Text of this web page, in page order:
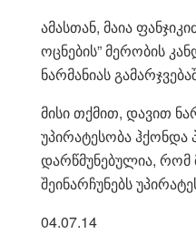
ამასთან, მაია
ოცნების” მერობის
ნარმანიას
მისი თქმით, დავით
უპირატესობა
დარწმუნებულია, რომ
შეინარჩუნებს
04.07.14